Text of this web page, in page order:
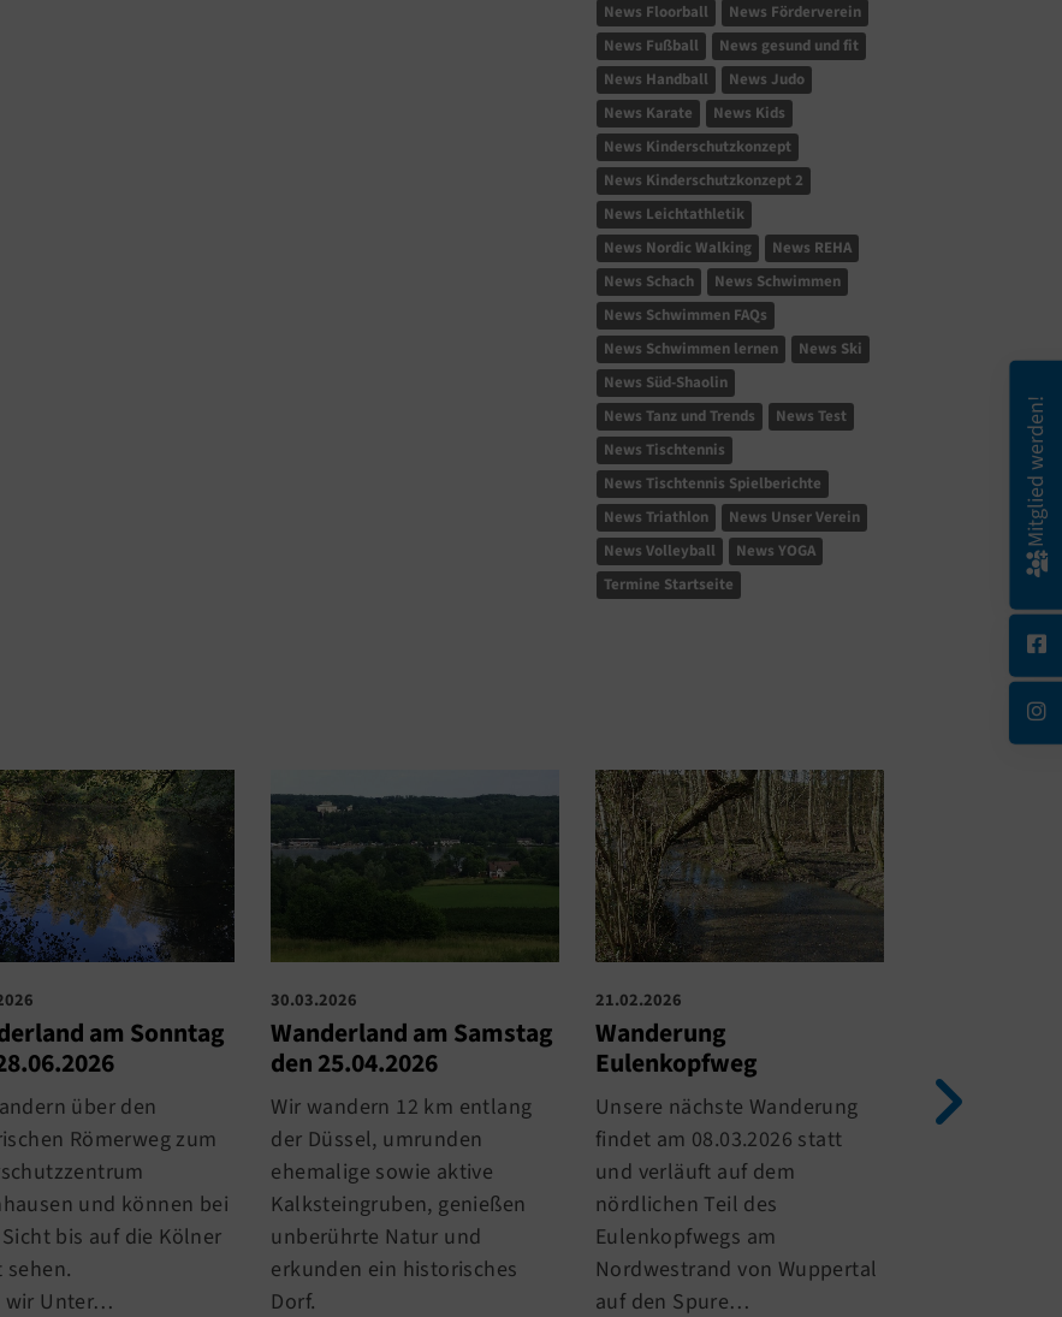
News Floorball
News Förderverein
News Fußball
News gesund und fit
News Handball
News Judo
News Karate
News Kids
News Kinderschutzkonzept
News Kinderschutzkonzept 2
News Leichtathletik
News Nordic Walking
News REHA
News Schach
News Schwimmen
News Schwimmen FAQs
News Schwimmen lernen
News Ski
News Süd-Shaolin
News Tanz und Trends
News Test
News Tischtennis
News Tischtennis Spielberichte
News Triathlon
News Unser Verein
News Volleyball
News YOGA
Termine Startseite
am Sonntag
über den
Römerweg zum
und können bei
bis auf die Kölner
sehen.
wir Unter…
30.03.2026
Wanderland am Samstag
den 25.04.2026
Wir wandern 12 km entlang
der Düssel, umrunden
ehemalige sowie aktive
Kalksteingruben, genießen
unberührte Natur und
erkunden ein historisches
Dorf.
21.02.2026
Wanderung
Eulenkopfweg
Unsere nächste Wanderung
findet am 08.03.2026 statt
und verläuft auf dem
nördlichen Teil des
Eulenkopfwegs am
Nordwestrand von Wuppertal
auf den Spure…
Mitglied werden!